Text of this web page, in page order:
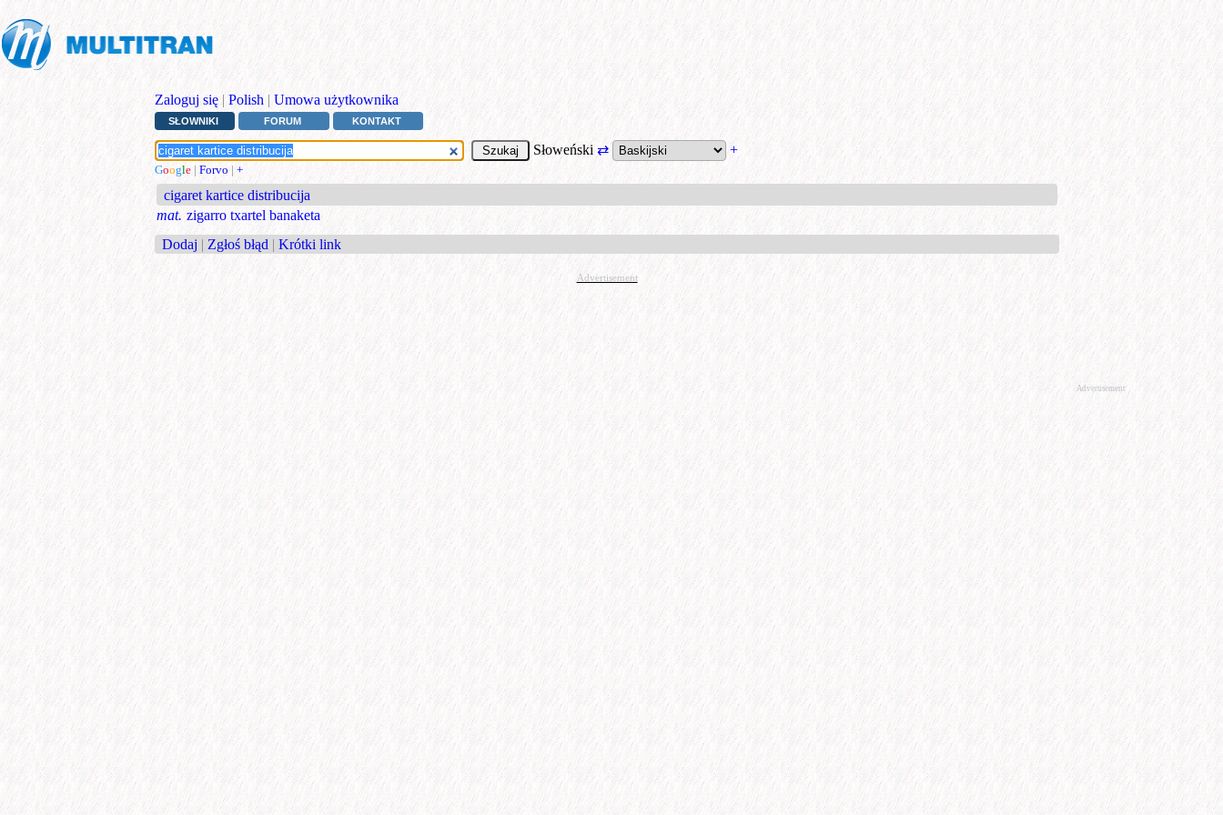
Zaloguj się | Polish | Umowa użytkownika
SŁOWNIKI FORUM KONTAKT
Słoweński ⇄ +
Google | Forvo | +
cigaret kartice distribucija
mat. zigarro txartel banaketa
Dodaj | Zgłoś błąd | Krótki link
Advertisement
Advertisement